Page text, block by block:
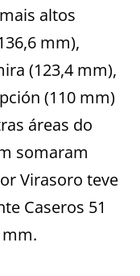
altos
mm),
(123,4 mm),
(110 mm)
áreas do
somaram
Virasoro teve
Caseros 51